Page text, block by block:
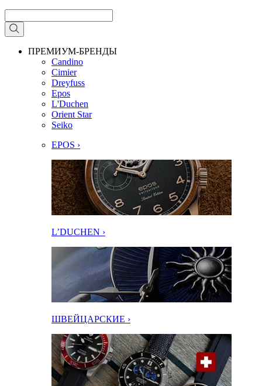
ПРЕМИУМ-БРЕНДЫ
Candino
Cimier
Dreyfuss
Epos
L'Duchen
Orient Star
Seiko
EPOS ›
L’DUCHEN ›
ШВЕЙЦАРСКИЕ ›